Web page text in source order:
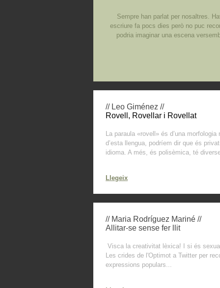
Sempre han parlat per nosaltres.
escriure fa pocs dies però no puc
podria imaginar una escena
// Leo Giménez //
Rovell, Rovellar i Rovellat
La paraula «rovell» és d’una morfologia
d’esta llengua, podríem dir que és
idioma. A més, és polisèmica, té
Llegeix
// Maria Rodríguez Mariné //
Allitar-se sense fer llit
Visca la creativitat lèxica! I si és
Les crides de l'Optimot a Twitter per
expressions populars...